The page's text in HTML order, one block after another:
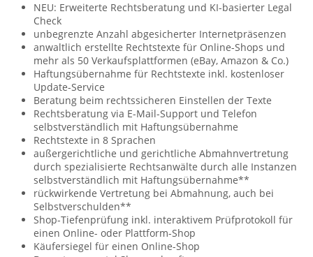
NEU: Erweiterte Rechtsberatung und KI-basierter Legal
Check
unbegrenzte Anzahl abgesicherter Internet­präsenzen
anwaltlich erstellte Rechtstexte für Online-Shops und
mehr als 50 Verkaufs­plattformen ­(eBay, Amazon & Co.)
Haftungs­übernahme für Rechtstexte inkl. kostenloser
Update-Service
Beratung beim rechtssicheren Einstellen der Texte
Rechtsberatung via E-Mail-Support und Telefon
selbstverständlich mit Haftungsübernahme
Rechtstexte in 8 Sprachen
außergerichtliche und gerichtliche Abmahn­vertretung
durch spezialisierte Rechts­anwälte durch alle Instanzen
selbstverständlich mit Haftungsübernahme**
rückwirkende Vertretung bei Abmahnung, auch bei
Selbstverschulden**
Shop-Tiefenprüfung inkl. interaktivem Prüf­protokoll für
einen Online- oder Plattform-Shop
Käufersiegel für einen Online-Shop